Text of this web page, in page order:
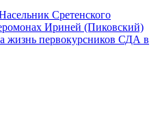
Сретенского
Ириней (Пиковский)
жизнь первокурсников СДА в